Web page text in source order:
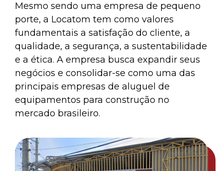
Mesmo sendo uma empresa de pequeno
porte, a Locatom tem como valores
fundamentais a satisfação do cliente, a
qualidade, a segurança, a sustentabilidade
e a ética. A empresa busca expandir seus
negócios e consolidar-se como uma das
principais empresas de aluguel de
equipamentos para construção no
mercado brasileiro.